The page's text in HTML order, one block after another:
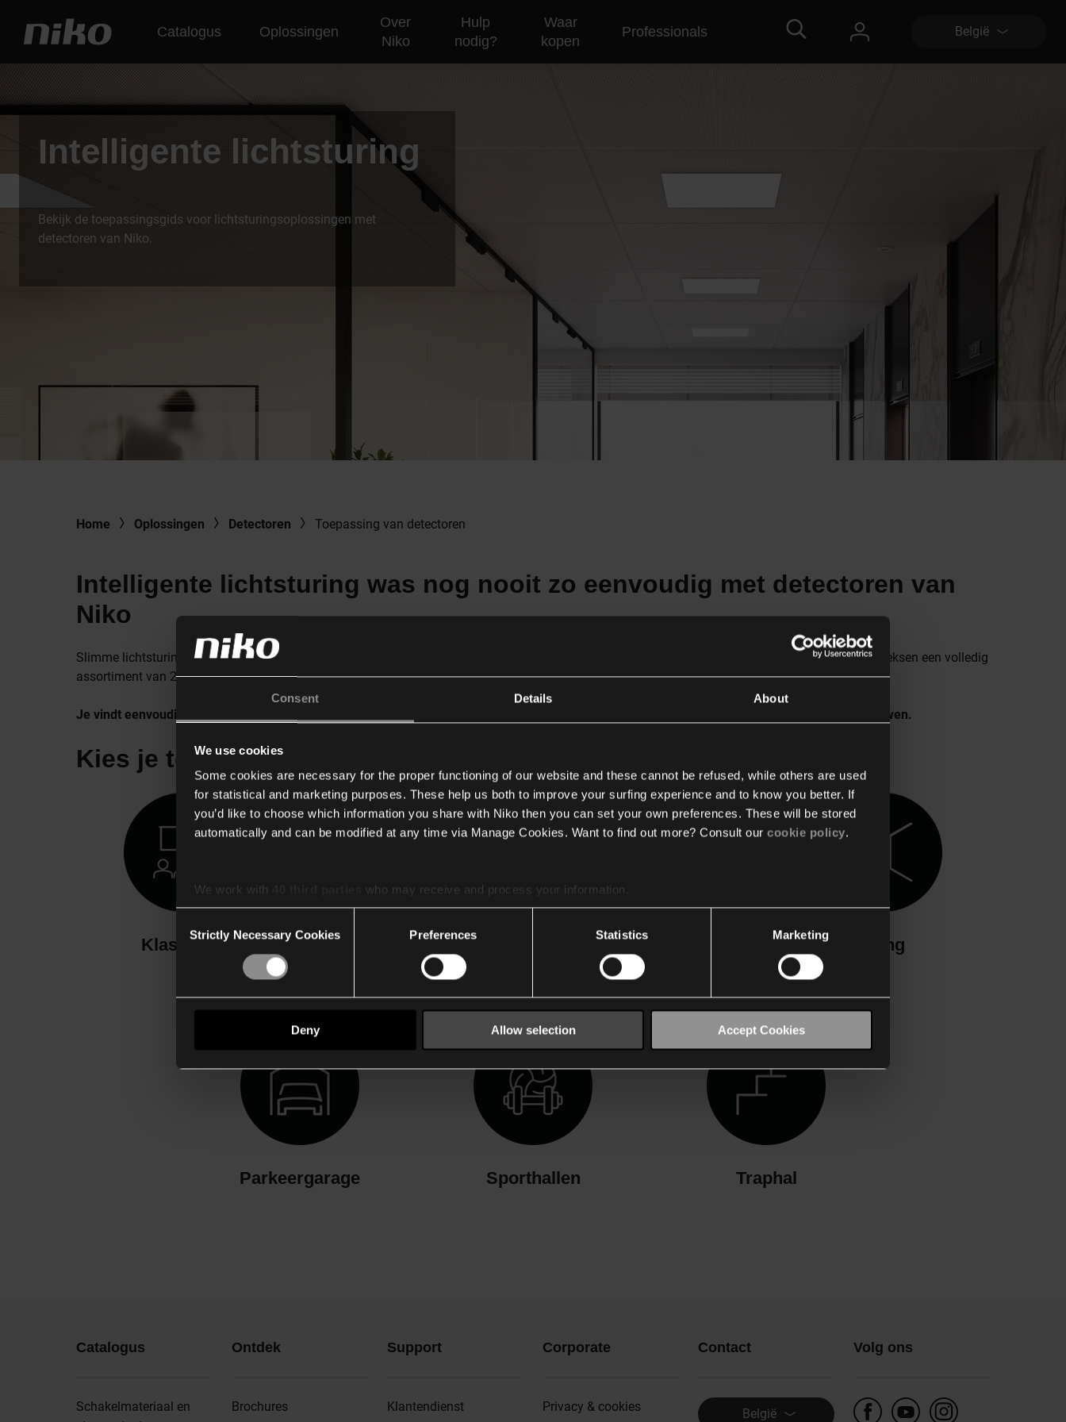
Consent Details About
We use cookies
Some cookies are necessary for the proper functioning of our website and these cannot be refused, while others are used
for statistical and marketing purposes. These help us both to improve your surfing experience and to know you better. If
you’d like to choose which information you share with Niko then you can set your own preferences. These will be stored
automatically and can be modified at any time via Manage Cookies. Want to find out more? Consult our cookie policy.
We work with
who may receive and process your information.
Selection
Strictly Necessary Cookies Preferences Statistics Marketing
Deny Allow selection Accept Cookies
Catalogus Oplossingen
Over
Niko
Hulp
nodig?
Waar
kopen
Professionals België
Intelligente lichtsturing
Bekijk de toepassingsgids voor lichtsturingsoplossingen met
detectoren van Niko.
Home Oplossingen Detectoren Toepassing van detectoren
Intelligente lichtsturing was nog nooit zo eenvoudig met detectoren van
Niko
Slimme lichtsturing van scholen en commerciële gebouwen is niet moeilijk, maar om je op weg te helpen bieden onze Niko P40 en M40 detectorreeksen een volledig
assortiment van 230 V- en DALI-2-gecertificeerde detectoren voor vraaggestuurde en intelligente lichtsturing.
Je vindt eenvoudige en beschrijvende toepassingsvoorbeelden voor energie-efficiënte verlichting en ventilatiebediening in alle soorten gebouwen.
Kies je toepassing
Klaslokaal Kantoor Vergaderzaal Gang
Parkeergarage Sporthallen Traphal
Catalogus
Schakelmateriaal en
Ontdek
Brochures
Support
Klantendienst
Corporate
Privacy & cookies
Contact
België
Volg ons